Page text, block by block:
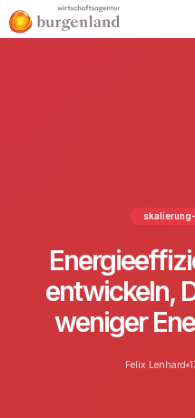
entwickeln,
weniger
Felix Lenhard